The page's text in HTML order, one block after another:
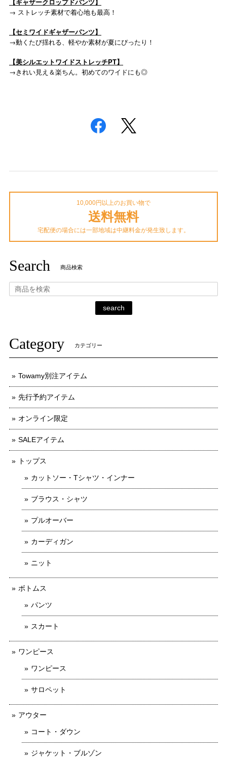
【ギャザークロップドパンツ】
→ ストレッチ素材で着心地も最高！
【セミワイドギャザーパンツ】
→動くたび揺れる、軽やか素材が夏にぴったり！
【美シルエットワイドストレッチPT】
→ きれい見え＆楽ちん。初めてのワイドにも◎
10,000円以上のお買い物で
送料無料
宅配便の場合には一部地域は中継料金が発生致します。
Search 商品検索
search
Category カテゴリー
Towamy別注アイテム
先行予約アイテム
オンライン限定
SALEアイテム
トップス
カットソー・Tシャツ・インナー
ブラウス・シャツ
プルオーバー
カーディガン
ニット
ボトムス
パンツ
スカート
ワンピース
ワンピース
サロペット
アウター
コート・ダウン
ジャケット・ブルゾン